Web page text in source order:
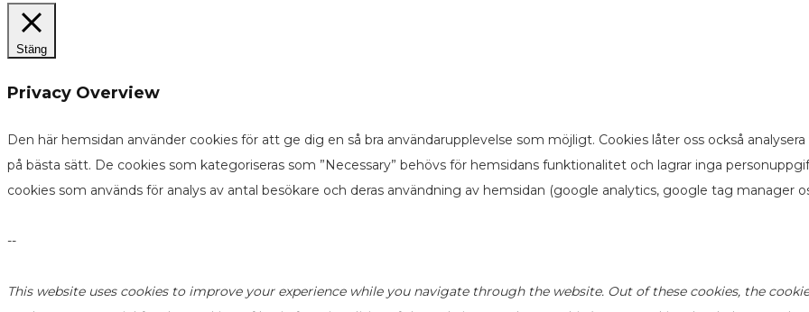
Stäng
Privacy Overview
Den här hemsidan använder cookies för att ge dig en så bra användarupplevelse som möjligt. Cookies låter oss också
på bästa sätt. De cookies som kategoriseras som ”Necessary” behövs för hemsidans funktionalitet och lagrar inga
cookies som används för analys av antal besökare och deras användning av hemsidan (google analytics, google tag manager
--
This website uses cookies to improve your experience while you navigate through the website. Out of these cookies, the